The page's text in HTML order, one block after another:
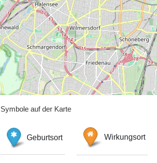
Symbole auf der Karte
Geburtsort Wirkungsort